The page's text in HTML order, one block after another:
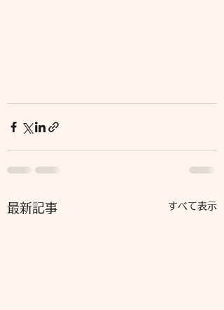
最新記事 すべて表示